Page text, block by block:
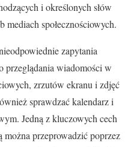
i określonych słów
społecznościowych.
zapytania
przeglądania wiadomości w
zrzutów ekranu i zdjęć
sprawdzać kalendarz i
Jedną z kluczowych cech
można przeprowadzić poprzez